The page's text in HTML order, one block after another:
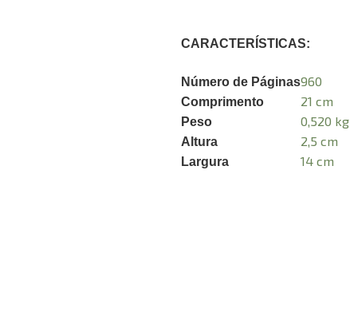
CARACTERÍSTICAS:
Número de Páginas960
Comprimento 21 cm
Peso 0,520 kg
Altura 2,5 cm
Largura 14 cm